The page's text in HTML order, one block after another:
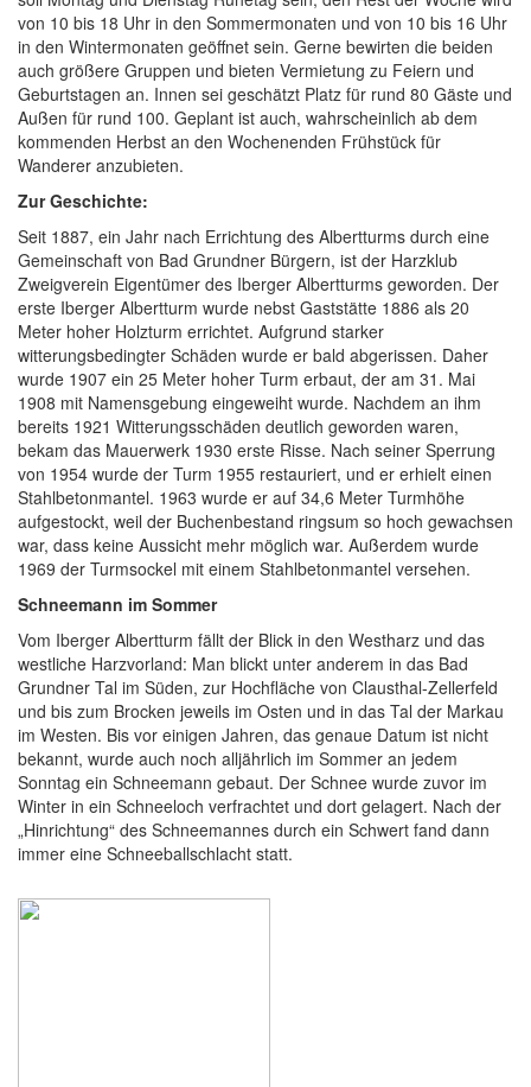
von 10 bis 18 Uhr in den Sommermonaten und von 10 bis 16 Uhr
in den Wintermonaten geöffnet sein. Gerne bewirten die beiden
auch größere Gruppen und bieten Vermietung zu Feiern und
Geburtstagen an. Innen sei geschätzt Platz für rund 80 Gäste und
Außen für rund 100. Geplant ist auch, wahrscheinlich ab dem
kommenden Herbst an den Wochenenden Frühstück für
Wanderer anzubieten.
Zur Geschichte:
Seit 1887, ein Jahr nach Errichtung des Albertturms durch eine
Gemeinschaft von Bad Grundner Bürgern, ist der Harzklub
Zweigverein Eigentümer des Iberger Albertturms geworden. Der
erste Iberger Albertturm wurde nebst Gaststätte 1886 als 20
Meter hoher Holzturm errichtet. Aufgrund starker
witterungsbedingter Schäden wurde er bald abgerissen. Daher
wurde 1907 ein 25 Meter hoher Turm erbaut, der am 31. Mai
1908 mit Namensgebung eingeweiht wurde. Nachdem an ihm
bereits 1921 Witterungsschäden deutlich geworden waren,
bekam das Mauerwerk 1930 erste Risse. Nach seiner Sperrung
von 1954 wurde der Turm 1955 restauriert, und er erhielt einen
Stahlbetonmantel. 1963 wurde er auf 34,6 Meter Turmhöhe
aufgestockt, weil der Buchenbestand ringsum so hoch gewachsen
war, dass keine Aussicht mehr möglich war. Außerdem wurde
1969 der Turmsockel mit einem Stahlbetonmantel versehen.
Schneemann im Sommer
Vom Iberger Albertturm fällt der Blick in den Westharz und das
westliche Harzvorland: Man blickt unter anderem in das Bad
Grundner Tal im Süden, zur Hochfläche von Clausthal-Zellerfeld
und bis zum Brocken jeweils im Osten und in das Tal der Markau
im Westen. Bis vor einigen Jahren, das genaue Datum ist nicht
bekannt, wurde auch noch alljährlich im Sommer an jedem
Sonntag ein Schneemann gebaut. Der Schnee wurde zuvor im
Winter in ein Schneeloch verfrachtet und dort gelagert. Nach der
„Hinrichtung“ des Schneemannes durch ein Schwert fand dann
immer eine Schneeballschlacht statt.